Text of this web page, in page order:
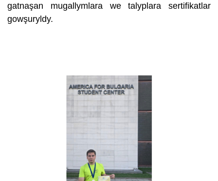
gatnaşan mugallymlara we talyplara sertifikatlar
gowşuryldy.